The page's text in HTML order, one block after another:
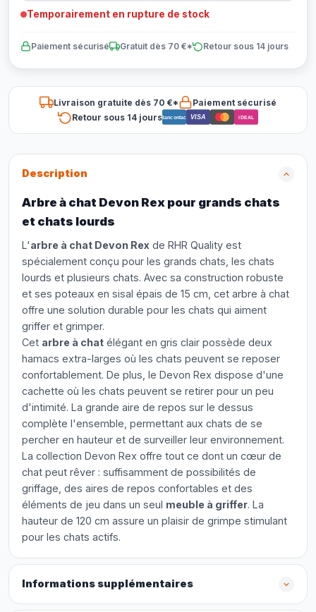
Temporairement en rupture de stock
Paiement sécurisé Gratuit dès 70 €* Retour sous 14 jours
Livraison gratuite dès 70 €*
Paiement sécurisé
Retour sous 14 joursBancontact VISA iDEAL
Description
Arbre à chat Devon Rex pour grands chats
et chats lourds
L'arbre à chat Devon Rex de RHR Quality est
spécialement conçu pour les grands chats, les chats
lourds et plusieurs chats. Avec sa construction robuste
et ses poteaux en sisal épais de 15 cm, cet arbre à chat
offre une solution durable pour les chats qui aiment
griffer et grimper.
Cet arbre à chat élégant en gris clair possède deux
hamacs extra-larges où les chats peuvent se reposer
confortablement. De plus, le Devon Rex dispose d'une
cachette où les chats peuvent se retirer pour un peu
d'intimité. La grande aire de repos sur le dessus
complète l'ensemble, permettant aux chats de se
percher en hauteur et de surveiller leur environnement.
La collection Devon Rex offre tout ce dont un cœur de
chat peut rêver : suffisamment de possibilités de
griffage, des aires de repos confortables et des
éléments de jeu dans un seul meuble à griffer. La
hauteur de 120 cm assure un plaisir de grimpe stimulant
pour les chats actifs.
Informations supplémentaires